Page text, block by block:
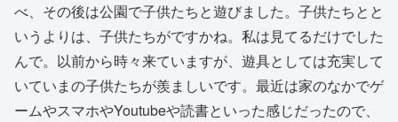
べ、その後は公園で子供たちと遊びました。子供たちとと
いうよりは、子供たちがですかね。私は見てるだけでした
んで。以前から時々来ていますが、遊具としては充実して
いていまの子供たちが羨ましいです。最近は家のなかでゲ
ームやスマホやYoutubeや読書といった感じだったので、